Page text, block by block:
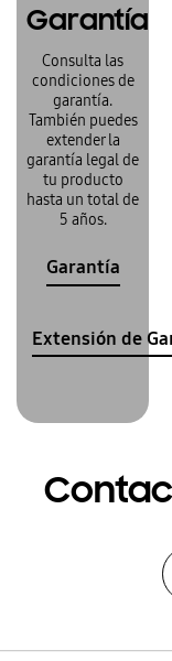
Garantía
Consulta las
condiciones de
garantía.
También puedes
extender la
garantía legal de
tu producto
hasta un total de
5 años.
Garantía
Extensión de